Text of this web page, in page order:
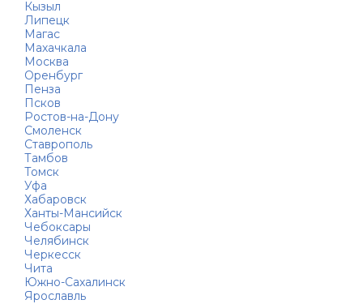
Кызыл
Липецк
Магас
Махачкала
Москва
Оренбург
Пенза
Псков
Ростов-на-Дону
Смоленск
Ставрополь
Тамбов
Томск
Уфа
Хабаровск
Ханты-Мансийск
Чебоксары
Челябинск
Черкесск
Чита
Южно-Сахалинск
Ярославль